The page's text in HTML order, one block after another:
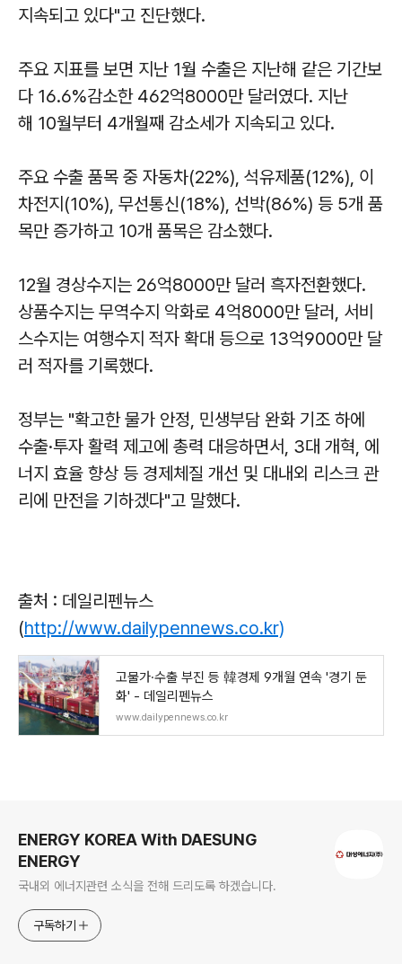
지속되고 있다"고 진단했다.
주요 지표를 보면 지난 1월 수출은 지난해 같은 기간보
다 16.6%감소한 462억8000만 달러였다. 지난
해 10월부터 4개월째 감소세가 지속되고 있다.
주요 수출 품목 중 자동차(22%), 석유제품(12%), 이
차전지(10%), 무선통신(18%), 선박(86%) 등 5개 품
목만 증가하고 10개 품목은 감소했다.
12월 경상수지는 26억8000만 달러 흑자전환했다.
상품수지는 무역수지 악화로 4억8000만 달러, 서비
스수지는 여행수지 적자 확대 등으로 13억9000만 달
러 적자를 기록했다.
정부는 "확고한 물가 안정, 민생부담 완화 기조 하에
수출·투자 활력 제고에 총력 대응하면서, 3대 개혁, 에
너지 효율 향상 등 경제체질 개선 및 대내외 리스크 관
리에 만전을 기하겠다"고 말했다.
출처 : 데일리펜뉴스
(http://www.dailypennews.co.kr)
고물가·수출 부진 등 韓경제 9개월 연속 '경기 둔
화' - 데일리펜뉴스
www.dailypennews.co.kr
ENERGY KOREA With DAESUNG
ENERGY
국내외 에너지관련 소식을 전해 드리도록 하겠습니다.
구독하기